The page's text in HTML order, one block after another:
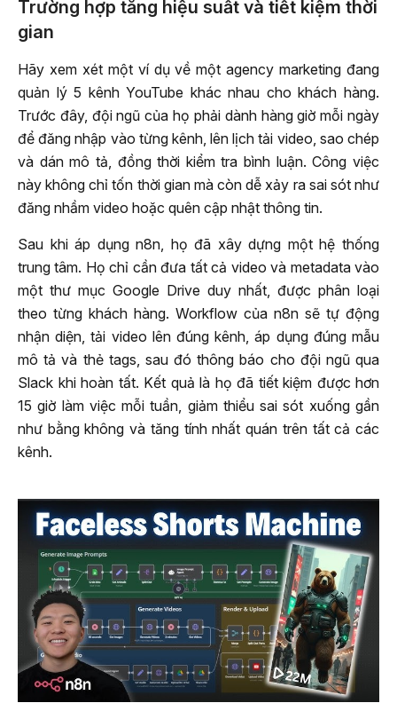
Trường hợp tăng hiệu suất và tiết kiệm thời
gian
Hãy xem xét một ví dụ về một agency marketing đang
quản lý 5 kênh YouTube khác nhau cho khách hàng.
Trước đây, đội ngũ của họ phải dành hàng giờ mỗi ngày
để đăng nhập vào từng kênh, lên lịch tải video, sao chép
và dán mô tả, đồng thời kiểm tra bình luận. Công việc
này không chỉ tốn thời gian mà còn dễ xảy ra sai sót như
đăng nhầm video hoặc quên cập nhật thông tin.
Sau khi áp dụng n8n, họ đã xây dựng một hệ thống
trung tâm. Họ chỉ cần đưa tất cả video và metadata vào
một thư mục Google Drive duy nhất, được phân loại
theo từng khách hàng. Workflow của n8n sẽ tự động
nhận diện, tải video lên đúng kênh, áp dụng đúng mẫu
mô tả và thẻ tags, sau đó thông báo cho đội ngũ qua
Slack khi hoàn tất. Kết quả là họ đã tiết kiệm được hơn
15 giờ làm việc mỗi tuần, giảm thiểu sai sót xuống gần
như bằng không và tăng tính nhất quán trên tất cả các
kênh.